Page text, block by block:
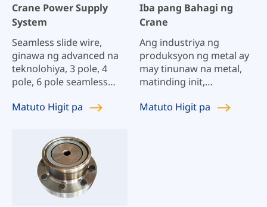
Crane Power Supply
System
Seamless slide wire,
ginawa ng advanced na
teknolohiya, 3 pole, 4
pole, 6 pole seamless
may permanenteng
na may oxygen-free na
tanso, pressure drop
force, mas mahusay na
conductivity, at
magandang contact,
madaling i-install, hindi
Matuto Higit pa
Iba pang Bahagi ng
Crane
Ang industriya ng
produksyon ng metal ay
may tinunaw na metal,
matinding init,
na pagkarga at patuloy
Matuto Higit pa